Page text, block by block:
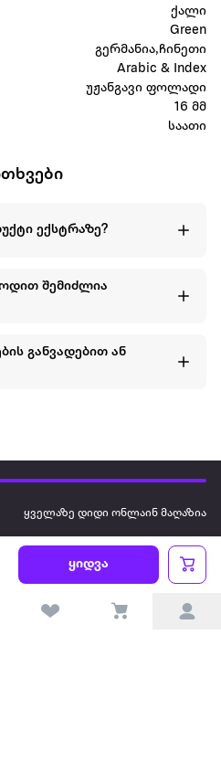
ყიდვა
ქალი
Green
გერმანია,ჩინეთი
Arabic & Index
უჟანგავი ფოლადი
16 მმ
საათი
ექსტრაზე?
შემიძლია
განვადებით ან
ყველაზე დიდი ონლაინ მაღაზია